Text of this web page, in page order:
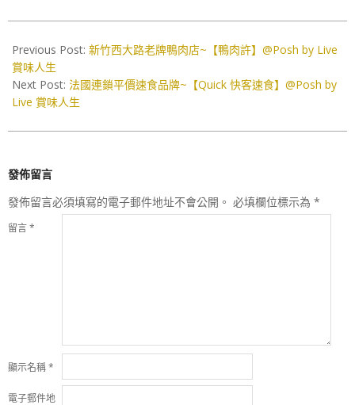
03-
23
Previous Post: 新竹西大路老牌鴨肉店~【鴨肉許】@Posh by Live
賞味人生
Next Post: 法國連鎖平價速食品牌~【Quick 快客速食】@Posh by
Live 賞味人生
發佈留言
發佈留言必須填寫的電子郵件地址不會公開。 必填欄位標示為 *
留言*
顯示名稱*
電子郵件地